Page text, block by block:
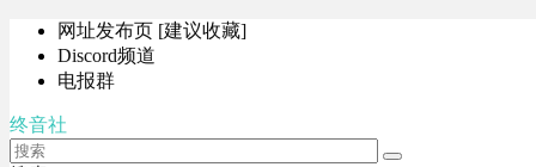
网址发布页 [建议收藏]
Discord频道
电报群
终音社